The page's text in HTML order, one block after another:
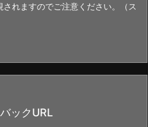
れますのでご注意ください。（ス
ックURL